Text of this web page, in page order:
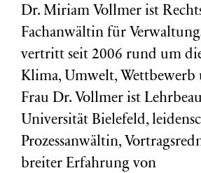
Dr. Miriam Vollmer ist
Fachanwältin für
vertritt seit 2006 rund um
Klima, Umwelt, Wettbewerb
Frau Dr. Vollmer ist
Universität Bielefeld,
Prozessanwältin,
breiter Erfahrung von